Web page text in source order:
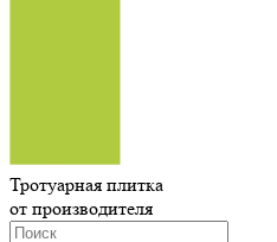
Тротуарная плитка
от производителя